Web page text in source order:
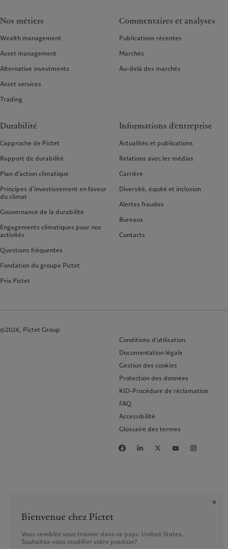
Nos métiers
Wealth management
Asset management
Alternative investments
Asset services
Trading
Commentaires et analyses
Publications récentes
Marchés
Au-delà des marchés
Durabilité
L’approche de Pictet
Rapport de durabilité
Plan d’action climatique
Principes d’investissement en faveur
du climat
Gouvernance de la durabilité
Engagements climatiques pour nos
activités
Questions fréquentes
Fondation du groupe Pictet
Prix Pictet
Informations d'entreprise
Actualités et publications
Relations avec les médias
Carrière
Diversité, équité et inclusion
Alertes fraudes
Bureaux
Contacts
©2026, Pictet Group
Conditions d'utilisation
Documentation légale
Gestion des cookies
Protection des données
KID-Procédure de réclamation
FAQ
Accessibilité
Glossaire des termes
Bienvenue chez Pictet
Vous semblez vous trouver dans ce pays: United States.
Souhaitez-vous modifier votre position?